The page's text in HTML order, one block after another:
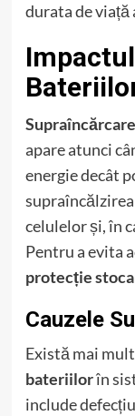
durata de
apare atunci
energie decât
celulelor și, în
Pentru a evita
protecție
Cauzele
Există mai
bateriilorîn
include